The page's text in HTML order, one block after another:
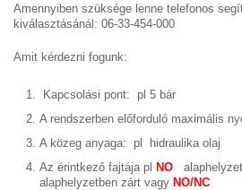
Amennyiben szüksége lenne telefonos
kiválasztásánál: 06-33-454-000
Amit kérdezni fogunk:
Kapcsolási pont: pl 5 bár
A rendszerben előforduló maximális
A közeg anyaga: pl hidraulika olaj
Az érintkező fajtája pl NO
alaphelyzetben zárt vagy NO/NC